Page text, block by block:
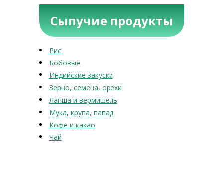
Сыпучие продукты
Рис
Бобовые
Индийские закуски
Зерно, семена, орехи
Лапша и вермишель
Мука, крупа, папад
Кофе и какао
Чай